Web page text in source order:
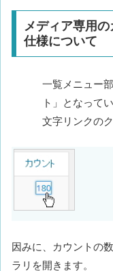
メディア専用
仕様について
一覧メニュー
ト」となってい
文字リンクの
因みに、カウントの
ラリを開きます。